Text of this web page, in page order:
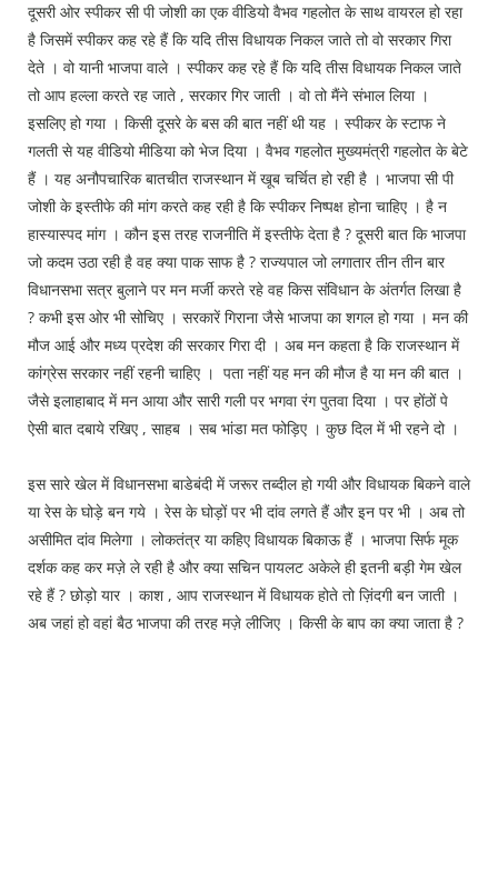
दूसरी ओर स्पीकर सी पी जोशी का एक वीडियो वैभव गहलोत के साथ वायरल हो रहा
है जिसमें स्पीकर कह रहे हैं कि यदि तीस विधायक निकल जाते तो वो सरकार गिरा
देते । वो यानी भाजपा वाले । स्पीकर कह रहे हैं कि यदि तीस विधायक निकल जाते
तो आप हल्ला करते रह जाते , सरकार गिर जाती । वो तो मैंने संभाल लिया ।
इसलिए हो गया । किसी दूसरे के बस की बात नहीं थी यह । स्पीकर के स्टाफ ने
गलती से यह वीडियो मीडिया को भेज दिया । वैभव गहलोत मुख्यमंत्री गहलोत के बेटे
हैं । यह अनौपचारिक बातचीत राजस्थान में खूब चर्चित हो रही है । भाजपा सी पी
जोशी के इस्तीफे की मांग करते कह रही है कि स्पीकर निष्पक्ष होना चाहिए । है न
हास्यास्पद मांग । कौन इस तरह राजनीति में इस्तीफे देता है ? दूसरी बात कि भाजपा
जो कदम उठा रही है वह क्या पाक साफ है ? राज्यपाल जो लगातार तीन तीन बार
विधानसभा सत्र बुलाने पर मन मर्जी करते रहे वह किस संविधान के अंतर्गत लिखा है
? कभी इस ओर भी सोचिए । सरकारें गिराना जैसे भाजपा का शगल हो गया । मन की
मौज आई और मध्य प्रदेश की सरकार गिरा दी । अब मन कहता है कि राजस्थान में
कांग्रेस सरकार नहीं रहनी चाहिए । पता नहीं यह मन की मौज है या मन की बात ।
जैसे इलाहाबाद में मन आया और सारी गली पर भगवा रंग पुतवा दिया । पर होंठों पे
ऐसी बात दबाये रखिए , साहब । सब भांडा मत फोड़िए । कुछ दिल में भी रहने दो ।
इस सारे खेल में विधानसभा बाडेबंदी में जरूर तब्दील हो गयी और विधायक बिकने वाले
या रेस के घोड़े बन गये । रेस के घोड़ों पर भी दांव लगते हैं और इन पर भी । अब तो
असीमित दांव मिलेगा । लोकतंत्र या कहिए विधायक बिकाऊ हैं । भाजपा सिर्फ मूक
दर्शक कह कर मज़े ले रही है और क्या सचिन पायलट अकेले ही इतनी बड़ी गेम खेल
रहे हैं ? छोड़ो यार । काश , आप राजस्थान में विधायक होते तो ज़िंदगी बन जाती ।
अब जहां हो वहां बैठ भाजपा की तरह मज़े लीजिए । किसी के बाप का क्या जाता है ?